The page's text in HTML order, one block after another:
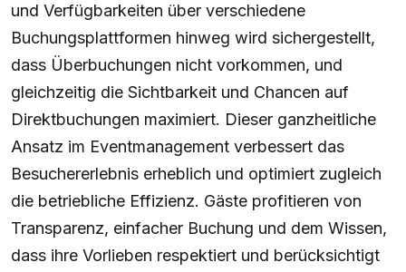
und Verfügbarkeiten über verschiedene
Buchungsplattformen hinweg wird sichergestellt,
dass Überbuchungen nicht vorkommen, und
gleichzeitig die Sichtbarkeit und Chancen auf
Direktbuchungen maximiert. Dieser ganzheitliche
Ansatz im Eventmanagement verbessert das
Besuchererlebnis erheblich und optimiert zugleich
die betriebliche Effizienz. Gäste profitieren von
Transparenz, einfacher Buchung und dem Wissen,
dass ihre Vorlieben respektiert und berücksichtigt